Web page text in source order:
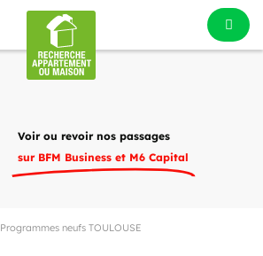
Voir ou revoir nos passages
sur BFM Business et M6 Capital
Programmes neufs TOULOUSE